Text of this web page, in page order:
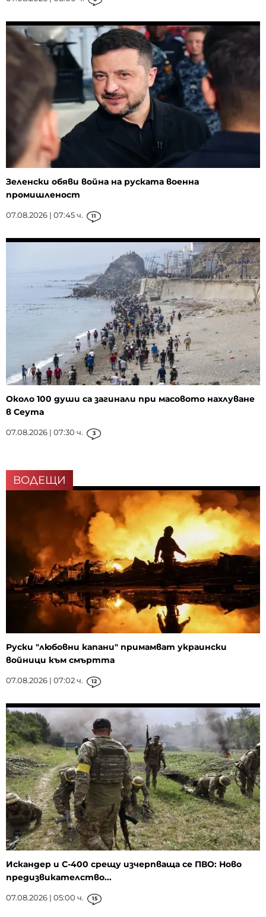
Зеленски обяви война на руската военна
промишленост
07.08.2026 | 07:45 ч. 11
Около 100 души са загинали при масовото нахлуване
в Сеута
07.08.2026 | 07:30 ч. 3
ВОДЕЩИ
Руски "любовни капани" примамват украински
войници към смъртта
07.08.2026 | 07:02 ч. 12
Искандер и С-400 срещу изчерпваща се ПВО: Ново
предизвикателство...
07.08.2026 | 05:00 ч. 15